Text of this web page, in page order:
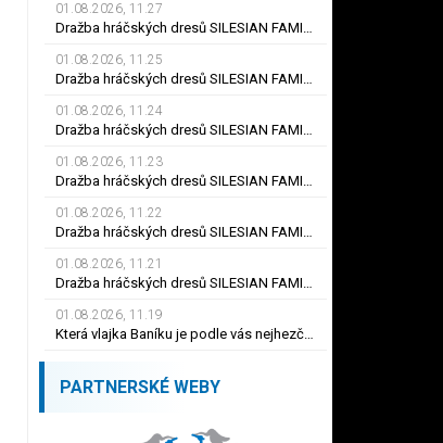
01.08.2026, 11.27
Dražba hráčských dresů SILESIAN FAMILY - #22
01.08.2026, 11.25
Dražba hráčských dresů SILESIAN FAMILY - #6
01.08.2026, 11.24
Dražba hráčských dresů SILESIAN FAMILY - #21 Jiří KLÍMA
01.08.2026, 11.23
Dražba hráčských dresů SILESIAN FAMILY - #19 Dyjan Carlos de AZEVEDO
01.08.2026, 11.22
Dražba hráčských dresů SILESIAN FAMILY - #5 Adam JÁNOŠ
01.08.2026, 11.21
Dražba hráčských dresů SILESIAN FAMILY - #1 Viktor BUDÍNSKÝ
01.08.2026, 11.19
Která vlajka Baníku je podle vás nejhezčí ?
PARTNERSKÉ WEBY